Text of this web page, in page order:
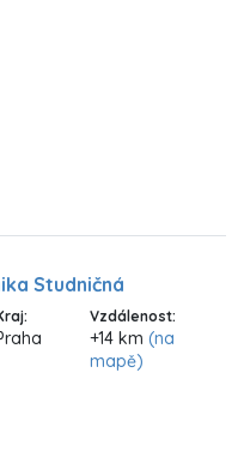
Studničná
Vzdálenost:
+14 km (na
mapě)